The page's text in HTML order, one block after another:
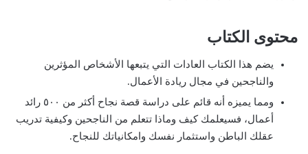
محتوى الكتاب
يضم هذا الكتاب العادات التي يتبعها الأشخاص المؤثرين
والناجحين في مجال ريادة الأعمال.
ومما يميزه أنه قائم على دراسة قصة نجاح أكثر من ٥٠٠ رائد
أعمال، فسيعلمك كيف وماذا تتعلم من الناجحين وكيفية تدريب
عقلك الباطن واستثمار نفسك وامكانياتك للنجاح.